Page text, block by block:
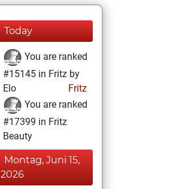
Today
You are ranked
#15145 in Fritz by
Elo
Fritz
You are ranked
#17399 in Fritz
Beauty
Montag, Juni 15,
2026